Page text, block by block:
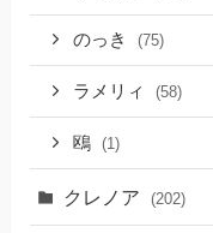
のっき (75)
ラメリィ (58)
鴎 (1)
クレノア (202)